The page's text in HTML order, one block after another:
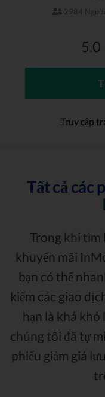
2984 Người
5.0
Truy cập
Tất cả các
Trong khi tìm
khuyến mãi
bạn có thể
kiếm các giao
hạn là khá khó
chúng tôi đã tự
phiếu giảm giá